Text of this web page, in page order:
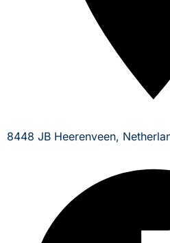
8448 JB Heerenveen,